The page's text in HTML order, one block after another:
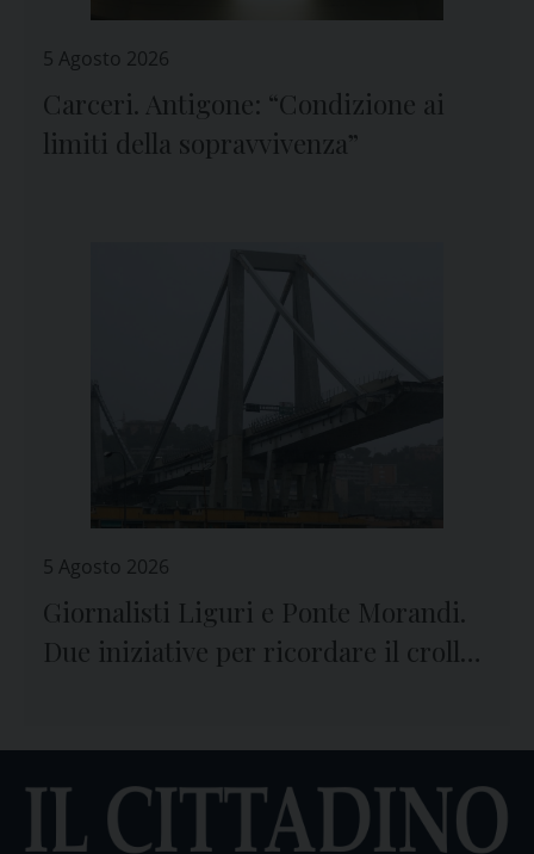
5 Agosto 2026
Carceri. Antigone: “Condizione ai
limiti della sopravvivenza”
5 Agosto 2026
Giornalisti Liguri e Ponte Morandi.
Due iniziative per ricordare il crollo